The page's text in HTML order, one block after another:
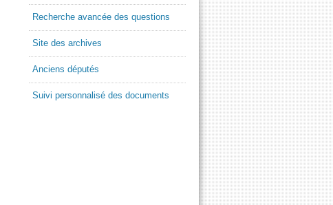
Recherche avancée des questions
Site des archives
Anciens députés
Suivi personnalisé des documents